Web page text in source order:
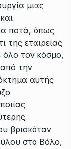
μιας
ποτά, όπως
της εταιρείας
όλο τον κόσμο,
από την
αυτής
βρισκόταν
στο Βόλο,